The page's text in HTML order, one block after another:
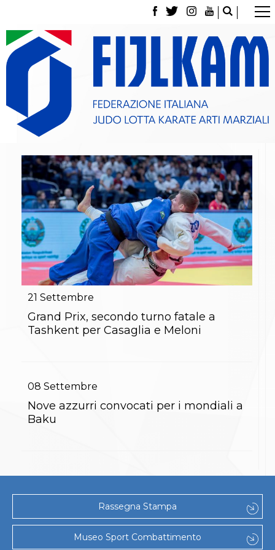
La Federazione
Tesseramento
Contatti
Norme e modulistica Affiliazioni e Tesseramenti
Classifica Società Sportive con più di 100 atleti
tesserati
Gare e Risultati
Archivio eventi
Dove siamo
Media
Partners
Trasparenza
Judo
La disciplina
News
Attività Didattica
Gare e Risultati
Albi Federali
Lotta
La disciplina
News
La disciplina
News
Sumo
Capoeira
Grappling
BJJ
Pancrazio/Pankration
21 Settembre
Grand Prix, secondo turno fatale a
Tashkent per Casaglia e Meloni
08 Settembre
Nove azzurri convocati per i mondiali a
Baku
Rassegna Stampa
Museo Sport Combattimento